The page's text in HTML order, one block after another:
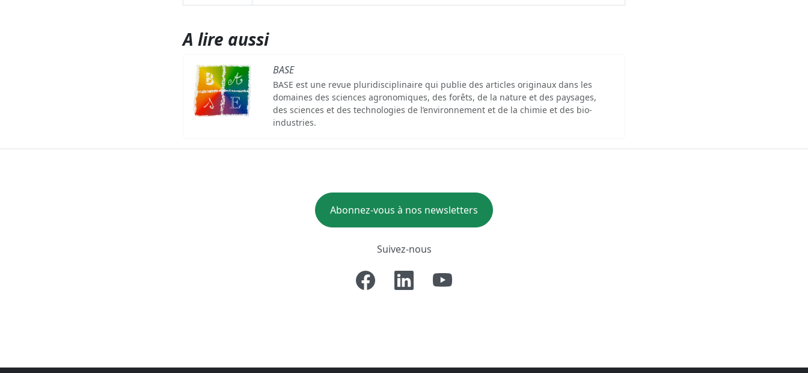
A lire aussi
BASE
BASE est une revue pluridisciplinaire qui publie des articles originaux dans les
domaines des sciences agronomiques, des forêts, de la nature et des paysages,
des sciences et des technologies de l’environnement et de la chimie et des bio-
industries.
Abonnez-vous à nos newsletters
Suivez-nous